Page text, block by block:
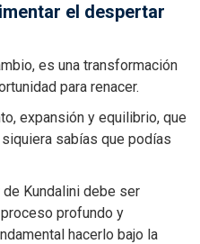
el despertar
es una transformación
para renacer.
expansión y equilibrio, que
sabías que podías
Kundalini debe ser
profundo y
hacerlo bajo la